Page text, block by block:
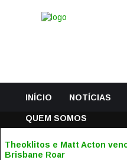
INÍCIO NOTÍCIAS
QUEM SOMOS
Theoklitos e Matt Acton
Brisbane Roar